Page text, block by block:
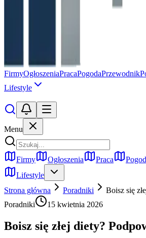
FirmyOgłoszeniaPracaPogodaPrzewodnik
Lifestyle
Menu
Firmy Ogłoszenia Praca
Lifestyle
Strona główna
Poradniki
Boisz się
Poradniki
15 kwietnia 2026
Boisz się złej diety?